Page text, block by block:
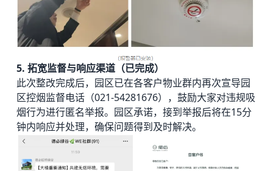
5. 拓宽监督与响应渠道（已完成）
此次整改完成后，园区已在各客户物业群内再次宣导园
区控烟监督电话（021-54281676），鼓励大家对违规吸
烟行为进行匿名举报。园区承诺，接到举报后将在15分
钟内响应并处理，确保问题得到及时解决。